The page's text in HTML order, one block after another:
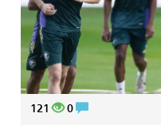
121